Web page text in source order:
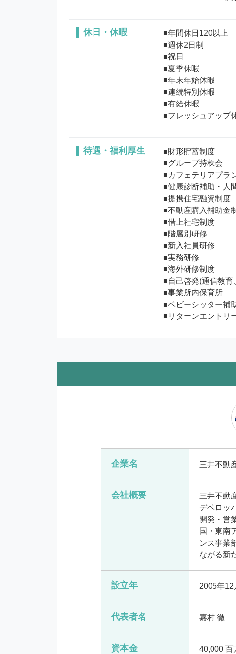
休日・休暇
■年間休日120以上
■週休2日制
■祝日
■夏季休暇
■年末年始休暇
■連続特別休暇
■有給休暇
待遇・福利厚生
■財形貯蓄制度
■グループ持株会
■カフェテリアプラ
■健康診断補助・人
■提携住宅融資制度
■不動産購入補助金
■借上社宅制度
■階層別研修
■新入社員研修
■実務研修
■海外研修制度
■自己啓発(通信教育
■事業所内保育所
■ベビーシッター補
■リターンエントリ
企業名 三井不動
会社概要
三井不動
デベロッ
開発・営
国・東南
ンス事業
ながる新
設立年 2005年12
代表者名 嘉村 徹
資本金 40,000 百